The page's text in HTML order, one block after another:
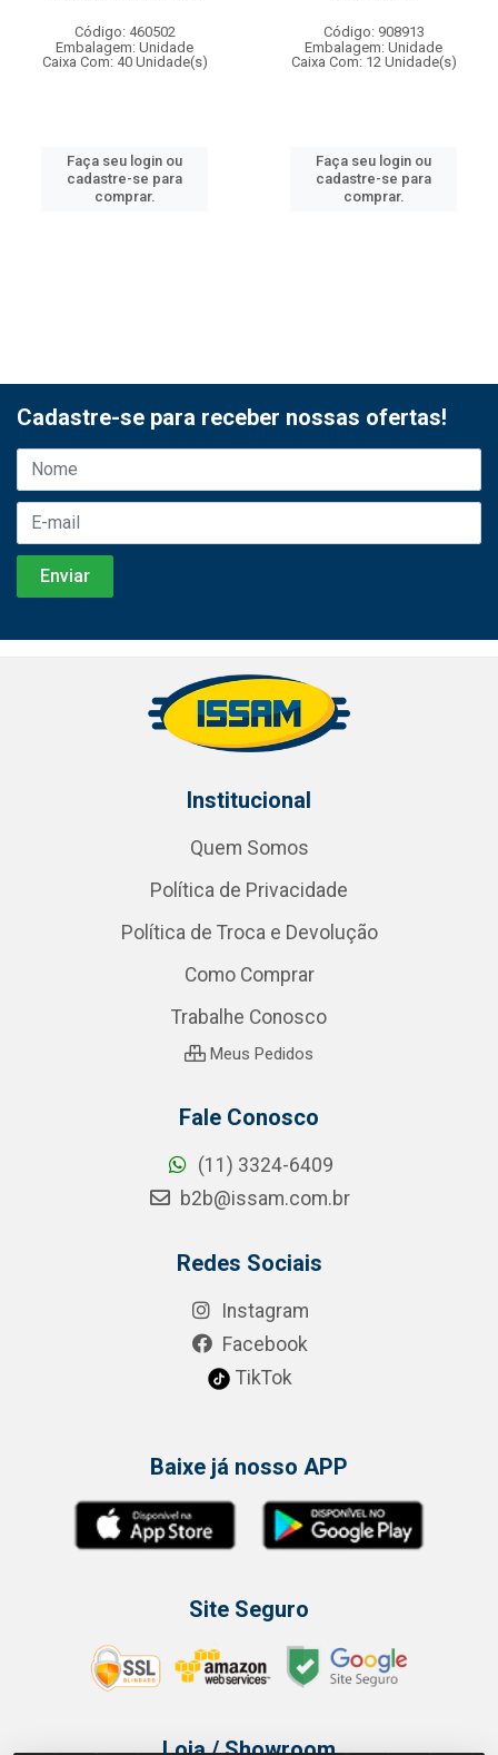
Código: 460502
Embalagem: Unidade
Caixa Com: 40 Unidade(s)
Faça seu login ou
cadastre-se para
comprar.
Código: 908913
Embalagem: Unidade
Caixa Com: 12 Unidade(s)
Faça seu login ou
cadastre-se para
comprar.
Cadastre-se para receber nossas ofertas!
Institucional
Quem Somos
Política de Privacidade
Política de Troca e Devolução
Como Comprar
Trabalhe Conosco
Meus Pedidos
Fale Conosco
(11) 3324-6409
b2b@issam.com.br
Redes Sociais
Instagram
Facebook
TikTok
Baixe já nosso APP
Site Seguro
Loja / Showroom